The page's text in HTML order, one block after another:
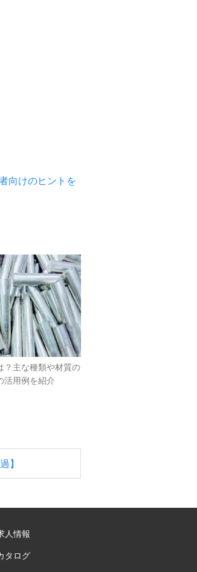
向けのヒントを
？主な種類や材質の
活用例を紹介
】
人情報
タログ